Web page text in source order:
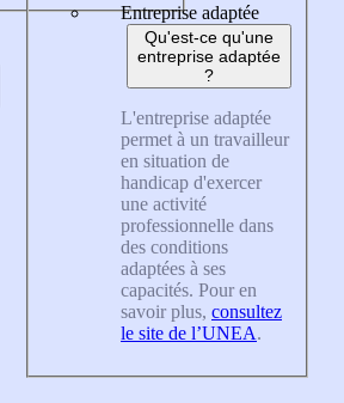
Entreprise adaptée
Qu'est-ce qu'une
entreprise adaptée
?
L'entreprise adaptée
permet à un travailleur
en situation de
handicap d'exercer
une activité
professionnelle dans
des conditions
adaptées à ses
capacités. Pour en
savoir plus, consultez
le site de l’UNEA.